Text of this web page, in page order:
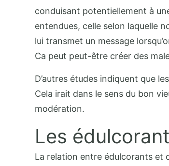
conduisant potentiellement à
entendues, celle selon laquelle
lui transmet un message
Ca peut peut-être créer des
D’autres études indiquent que
Cela irait dans le sens du bon
modération.
Les
La relation entre édulcorants et